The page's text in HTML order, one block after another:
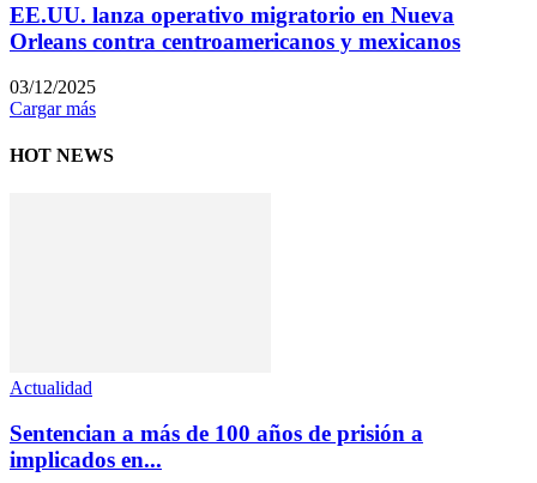
EE.UU. lanza operativo migratorio en Nueva
Orleans contra centroamericanos y mexicanos
03/12/2025
Cargar más
HOT NEWS
Actualidad
Sentencian a más de 100 años de prisión a
implicados en...